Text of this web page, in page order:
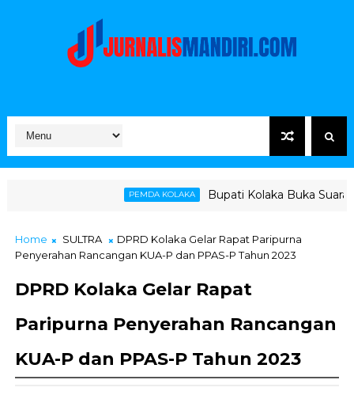
Bupati Kolaka Buka Suara Soal
Home SULTRA
DPRD Kolaka Gelar Rapat Paripurna
Penyerahan Rancangan KUA-P dan PPAS-P Tahun 2023
DPRD Kolaka Gelar Rapat
Paripurna Penyerahan Rancangan
KUA-P dan PPAS-P Tahun 2023